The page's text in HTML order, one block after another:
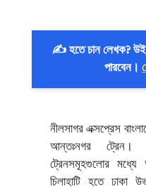
✍️ হতে চান লেখক?
পারবেন।
নীলসাগর এক্সপ্রেস
আন্তঃনগর ট্রেন।
ট্রেনসমূহগুলোর মধ্যে
চিলাহাটি হতে ঢাকা